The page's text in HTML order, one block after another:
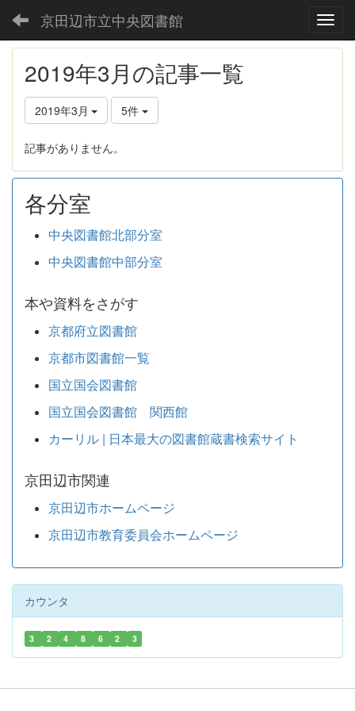
京田辺市立中央図書館
2019年3月の記事一覧
2019年3月 5件
記事がありません。
各分室
中央図書館北部分室
中央図書館中部分室
本や資料をさがす
京都府立図書館
京都市図書館一覧
国立国会図書館
国立国会図書館 関西館
カーリル | 日本最大の図書館蔵書検索サイト
京田辺市関連
京田辺市ホームページ
京田辺市教育委員会ホームページ
カウンタ
3 2 4 8 6 2 3